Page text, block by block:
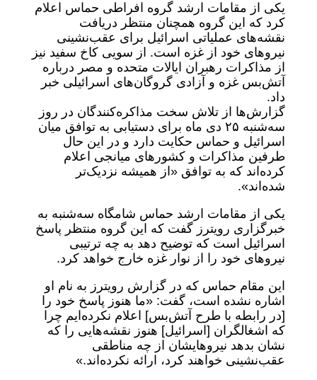
یکی از مقامات ارشد گروه افراطی حماس اعلام
کرد که این گروه همچنان منتظر دریافت
نقشه‌های عملیاتی اسرائیل برای عقب‌نشینی
نیروهای خود از غزه است. از سویی کاخ سفید نیز
از مذاکرات رهبران ایالات متحده و مصر درباره
آتش‌بس غزه و آزادی گروگان‌های اسرائیلی خبر
داد.
گزارش‌ها از تلاش سخت مذاکره‌کنندگان در روز
سه‌شنبه ۲۵ دی ماه برای دستیابی به توافق میان
اسرائیل و حماس حکایت دارد و در این حال
طرفین مذاکرات و کشورهای میانجی اعلام
کرده‌اند که به توافق «از همیشه نزدیک‌تر
شده‌اند».
یکی از مقامات ارشد حماس شامگاه سه‌شنبه به
خبرگزاری رویترز گفت که این گروه منتظر پاسخ
اسرائیل است که توضیح ‌دهد به چه ترتیبی
نیروهای خود را از نوار غزه خارج خواهد کرد.
این مقام حماس که در گزارش رویترز به نام او
اشاره نشده است، گفت: «ما هنوز پاسخ خود را
[در رابطه با طرح آتش‌بس] اعلام نکرده‌ایم چرا
که اشغالگران [اسرائیل] هنوز نقشه‌هایی را که
نشان بدهد نیروهایشان از چه مناطقی
عقب‌نشینی خواهند کرد، ارائه نکرده‌اند.»